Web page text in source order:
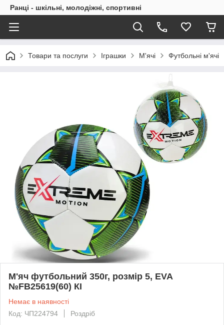
Ранці - шкільні, молодіжні, спортивні
Товари та послуги Іграшки М'ячі Футбольні м'ячі
М'яч футбольний 350г, розмір 5, EVA
№FB25619(60) КІ
Немає в наявності
Код: ЧП224794
Роздріб